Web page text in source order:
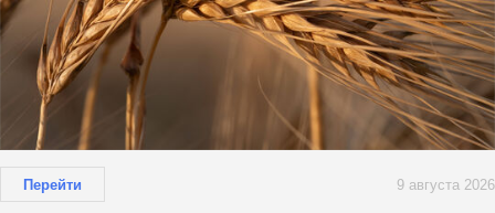
Перейти 9 августа 2026